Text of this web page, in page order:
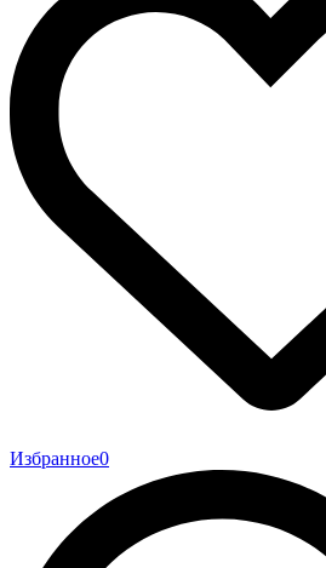
Избранное0